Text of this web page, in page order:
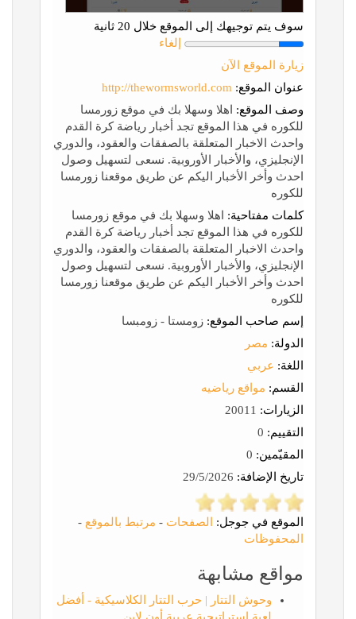
سوف يتم توجيهك إلى الموقع خلال 20 ثانية
إلغاء
زيارة الموقع الآن
عنوان الموقع: http://thewormsworld.com
وصف الموقع: اهلا وسهلا بك في موقع زورمسا
للكوره في هذا الموقع تجد أخبار رياضة كرة القدم
واحدث الاخبار المتعلقة بالصفقات والعقود، والدوري
الإنجليزي، والأخبار الأوروبية. نسعى لتسهيل وصول
احدث وأخر الأخبار اليكم عن طريق موقعنا زورمسا
للكوره
كلمات مفتاحية: اهلا وسهلا بك في موقع زورمسا
للكوره في هذا الموقع تجد أخبار رياضة كرة القدم
واحدث الاخبار المتعلقة بالصفقات والعقود، والدوري
الإنجليزي، والأخبار الأوروبية. نسعى لتسهيل وصول
احدث وأخر الأخبار اليكم عن طريق موقعنا زورمسا
للكوره
إسم صاحب الموقع: زومستا - زومبسا
الدولة: مصر
اللغة: عربي
القسم: مواقع رياضيه
الزيارات:
التقييم:
المقيّمين:
تاريخ الإضافة:
الموقع في جوجل: الصفحات - مرتبط بالموقع -
المحفوظات
مواقع مشابهة
وحوش التتار | حرب التتار الكلاسيكية - أفضل